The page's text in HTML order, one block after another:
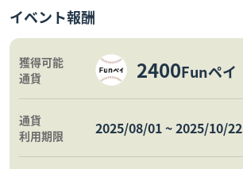
イベント報酬
獲得可能
通貨
2400Funペイ
通貨
利用期限
2025/08/01~2025/10/22